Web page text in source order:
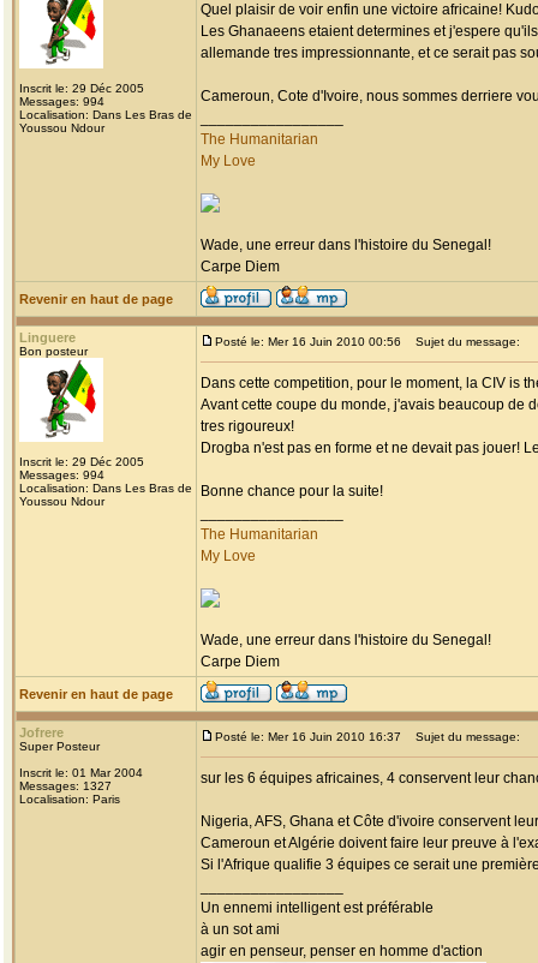
Inscrit le: 29 Déc 2005
Messages: 994
Localisation: Dans Les Bras de
Youssou Ndour
Quel plaisir de voir enfin une victoire africaine!
Les Ghanaeens etaient determines et j'espere
allemande tres impressionnante, et ce serait pas
Cameroun, Cote d'Ivoire, nous sommes derriere
The Humanitarian
My Love
Wade, une erreur dans l'histoire du Senegal!
Carpe Diem
Revenir en haut de page
Linguere
Bon posteur
Inscrit le: 29 Déc 2005
Messages: 994
Localisation: Dans Les Bras de
Youssou Ndour
Posté le: Mer 16 Juin 2010 00:56 Sujet du message:
Dans cette competition, pour le moment, la CIV is
Avant cette coupe du monde, j'avais beaucoup de
tres rigoureux!
Drogba n'est pas en forme et ne devait pas jouer!
Bonne chance pour la suite!
The Humanitarian
My Love
Wade, une erreur dans l'histoire du Senegal!
Carpe Diem
Revenir en haut de page
Jofrere
Super Posteur
Inscrit le: 01 Mar 2004
Messages: 1327
Localisation: Paris
Posté le: Mer 16 Juin 2010 16:37 Sujet du message:
sur les 6 équipes africaines, 4 conservent leur
Nigeria, AFS, Ghana et Côte d'ivoire conservent
Cameroun et Algérie doivent faire leur preuve à
Si l'Afrique qualifie 3 équipes ce serait une
Un ennemi intelligent est préférable
à un sot ami
agir en penseur, penser en homme d'action